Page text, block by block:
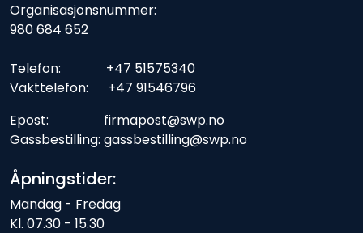
Organisasjonsnummer:
980 684 652
Telefon: +47 51575340
Vakttelefon: +47 91546796
Epost: firmapost@swp.no
Gassbestilling: gassbestilling@swp.no
Åpningstider:
Mandag - Fredag
Kl. 07.30 - 15.30